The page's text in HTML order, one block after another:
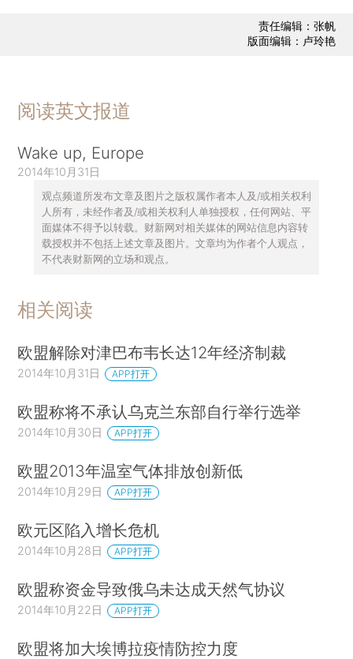
责任编辑：张帆
版面编辑：卢玲艳
阅读英文报道
Wake up, Europe
2014年10月31日
观点频道所发布文章及图片之版权属作者本人及/或相关权利
人所有，未经作者及/或相关权利人单独授权，任何网站、平
面媒体不得予以转载。财新网对相关媒体的网站信息内容转
载授权并不包括上述文章及图片。文章均为作者个人观点，
不代表财新网的立场和观点。
相关阅读
欧盟解除对津巴布韦长达12年经济制裁
2014年10月31日 APP打开
欧盟称将不承认乌克兰东部自行举行选举
2014年10月30日 APP打开
欧盟2013年温室气体排放创新低
2014年10月29日 APP打开
欧元区陷入增长危机
2014年10月28日 APP打开
欧盟称资金导致俄乌未达成天然气协议
2014年10月22日 APP打开
欧盟将加大埃博拉疫情防控力度